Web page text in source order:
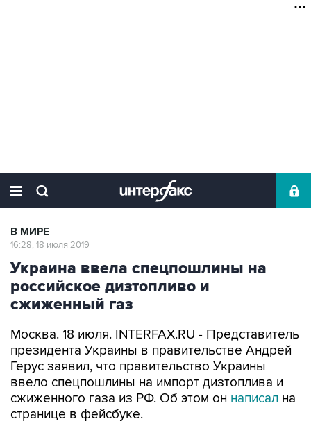
В МИРЕ
16:28, 18 июля 2019
Украина ввела спецпошлины на
российское дизтопливо и
сжиженный газ
Москва. 18 июля. INTERFAX.RU - Представитель
президента Украины в правительстве Андрей
Герус заявил, что правительство Украины
ввело спецпошлины на импорт дизтоплива и
сжиженного газа из РФ. Об этом он написал на
странице в фейсбуке.